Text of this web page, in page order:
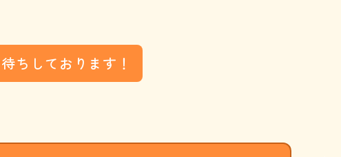
ちしております！